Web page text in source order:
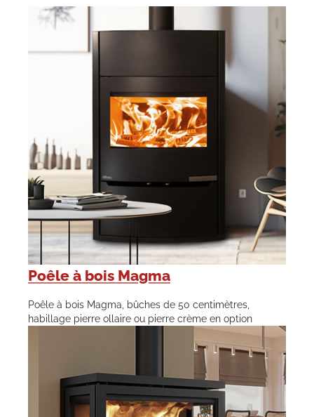
Poêle à bois Magma
Poêle à bois Magma, bûches de 50 centimètres,
habillage pierre ollaire ou pierre crème en option